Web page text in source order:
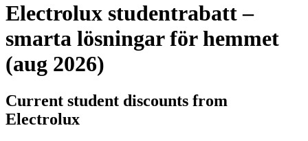
Electrolux studentrabatt –
smarta lösningar för hemmet
(aug 2026)
Current student discounts from
Electrolux